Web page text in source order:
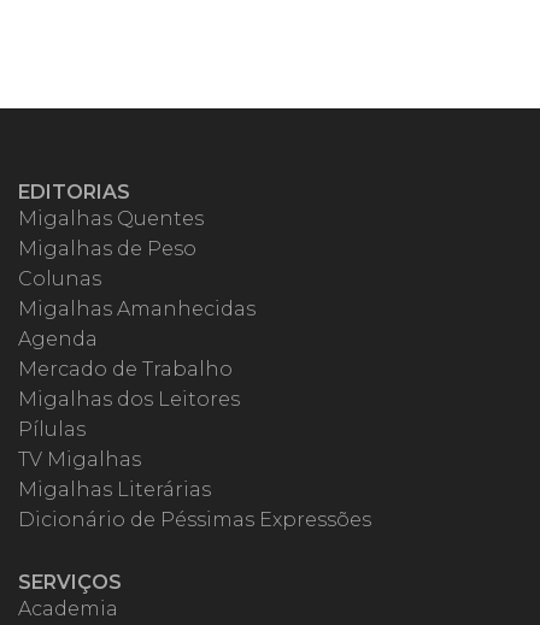
EDITORIAS
Migalhas Quentes
Migalhas de Peso
Colunas
Migalhas Amanhecidas
Agenda
Mercado de Trabalho
Migalhas dos Leitores
Pílulas
TV Migalhas
Migalhas Literárias
Dicionário de Péssimas Expressões
SERVIÇOS
Academia